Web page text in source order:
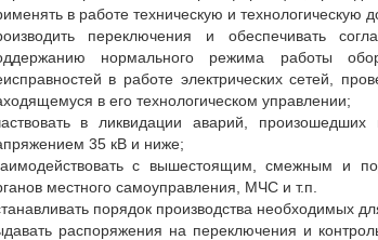
в работе техническую и технологическую
переключения и обеспечивать
нормального режима работы
в работе электрических сетей,
в его технологическом управлении;
в ликвидации аварий,
35 кВ и ниже;
с вышестоящим, смежным и
местного самоуправления, МЧС и т.п.
порядок производства необходимых
распоряжения на переключения и